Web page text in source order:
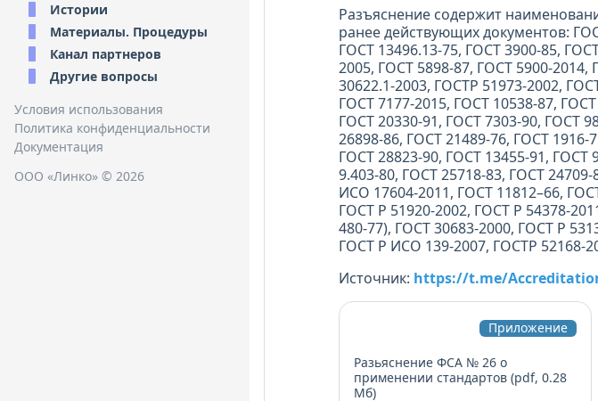
Истории
Материалы. Процедуры
Канал партнеров
Другие вопросы
Условия использования
Политика конфиденциальности
Документация
ООО «Линко» © 2026
Разъяснение содержит
ранее действующих документов:
ГОСТ 13496.13-75, ГОСТ 3900-85,
2005, ГОСТ 5898-87, ГОСТ 5900-
30622.1-2003, ГОСТР 51973-2002,
ГОСТ 7177-2015, ГОСТ 10538-87,
ГОСТ 20330-91, ГОСТ 7303-90, ГОСТ
26898-86, ГОСТ 21489-76, ГОСТ
ГОСТ 28823-90, ГОСТ 13455-91, ГОСТ
9.403-80, ГОСТ 25718-83, ГОСТ
ИСО 17604-2011, ГОСТ 11812–66,
ГОСТ Р 51920-2002, ГОСТ Р 54378-
480-77), ГОСТ 30683-2000, ГОСТ Р
ГОСТ Р ИСО 139-2007, ГОСТР 52168-
Источник: https://t.me/
Приложение
Разьяснение ФСА № 26 о
применении стандартов (pdf, 0.28
Мб)